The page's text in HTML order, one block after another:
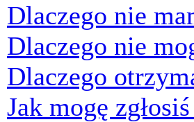
Dlaczego nie
Dlaczego nie
Dlaczego
Jak mogę